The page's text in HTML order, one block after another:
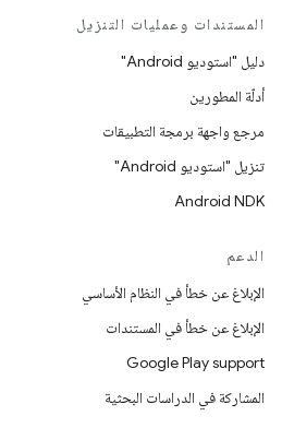
المستندات وعمليات التنزيل
دليل "استوديو Android"
أدلّة المطورين
مرجع واجهة برمجة التطبيقات
تنزيل "استوديو Android"
Android NDK
الدعم
الإبلاغ عن خطأ في النظام الأساسي
الإبلاغ عن خطأ في المستندات
Google Play support
المشاركة في الدراسات البحثية